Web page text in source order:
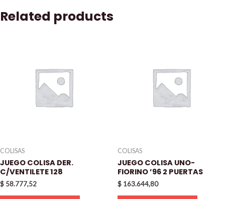
Related products
COLISAS
JUEGO COLISA DER.
C/VENTILETE 128
$ 58.777,52
COLISAS
JUEGO COLISA UNO-
FIORINO ’96 2 PUERTAS
$ 163.644,80